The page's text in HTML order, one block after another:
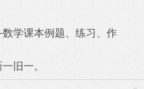
学课本例题、练习、作
旧一。